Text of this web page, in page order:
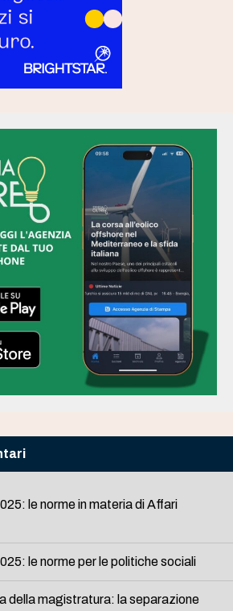
le norme in materia di Affari
le norme per le politiche sociali
della magistratura: la separazione